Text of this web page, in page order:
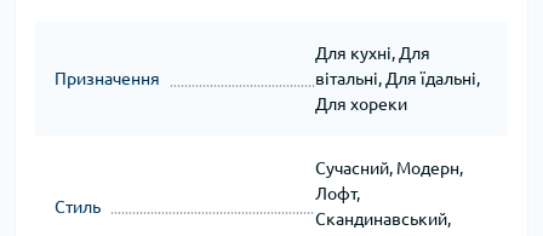
Призначення
Для кухні, Для
вітальні, Для їдальні,
Для хореки
Стиль
Сучасний, Модерн,
Лофт,
Скандинавський,